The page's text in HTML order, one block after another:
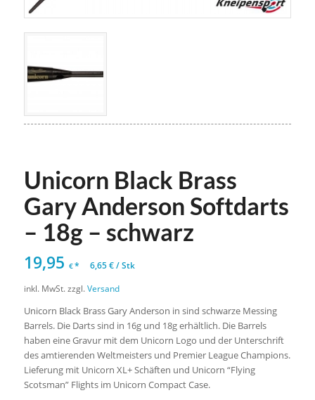
Unicorn Black Brass
Gary Anderson Softdarts
– 18g – schwarz
19,95 €* 6,65€/Stk
inkl. MwSt. zzgl.Versand
Unicorn Black Brass Gary Anderson in sind schwarze Messing
Barrels. Die Darts sind in 16g und 18g erhältlich. Die Barrels
haben eine Gravur mit dem Unicorn Logo und der Unterschrift
des amtierenden Weltmeisters und Premier League Champions.
Lieferung mit Unicorn XL+ Schäften und Unicorn “Flying
Scotsman” Flights im Unicorn Compact Case.